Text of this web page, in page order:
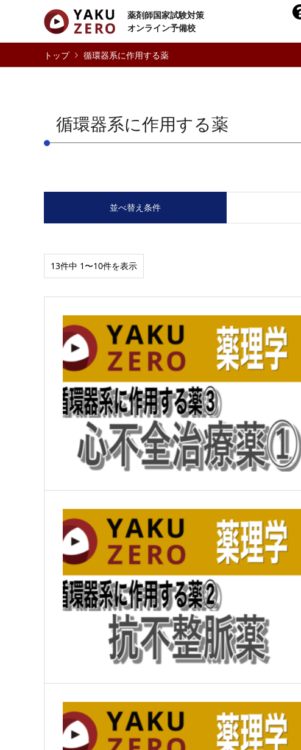
薬剤師国家試験対策
オンライン予備校
循環器系に作用する薬
循環器系に作用する薬
並べ替え条件
13件中 1〜10件を表示